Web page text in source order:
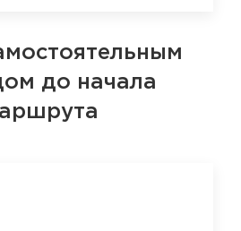
до начала